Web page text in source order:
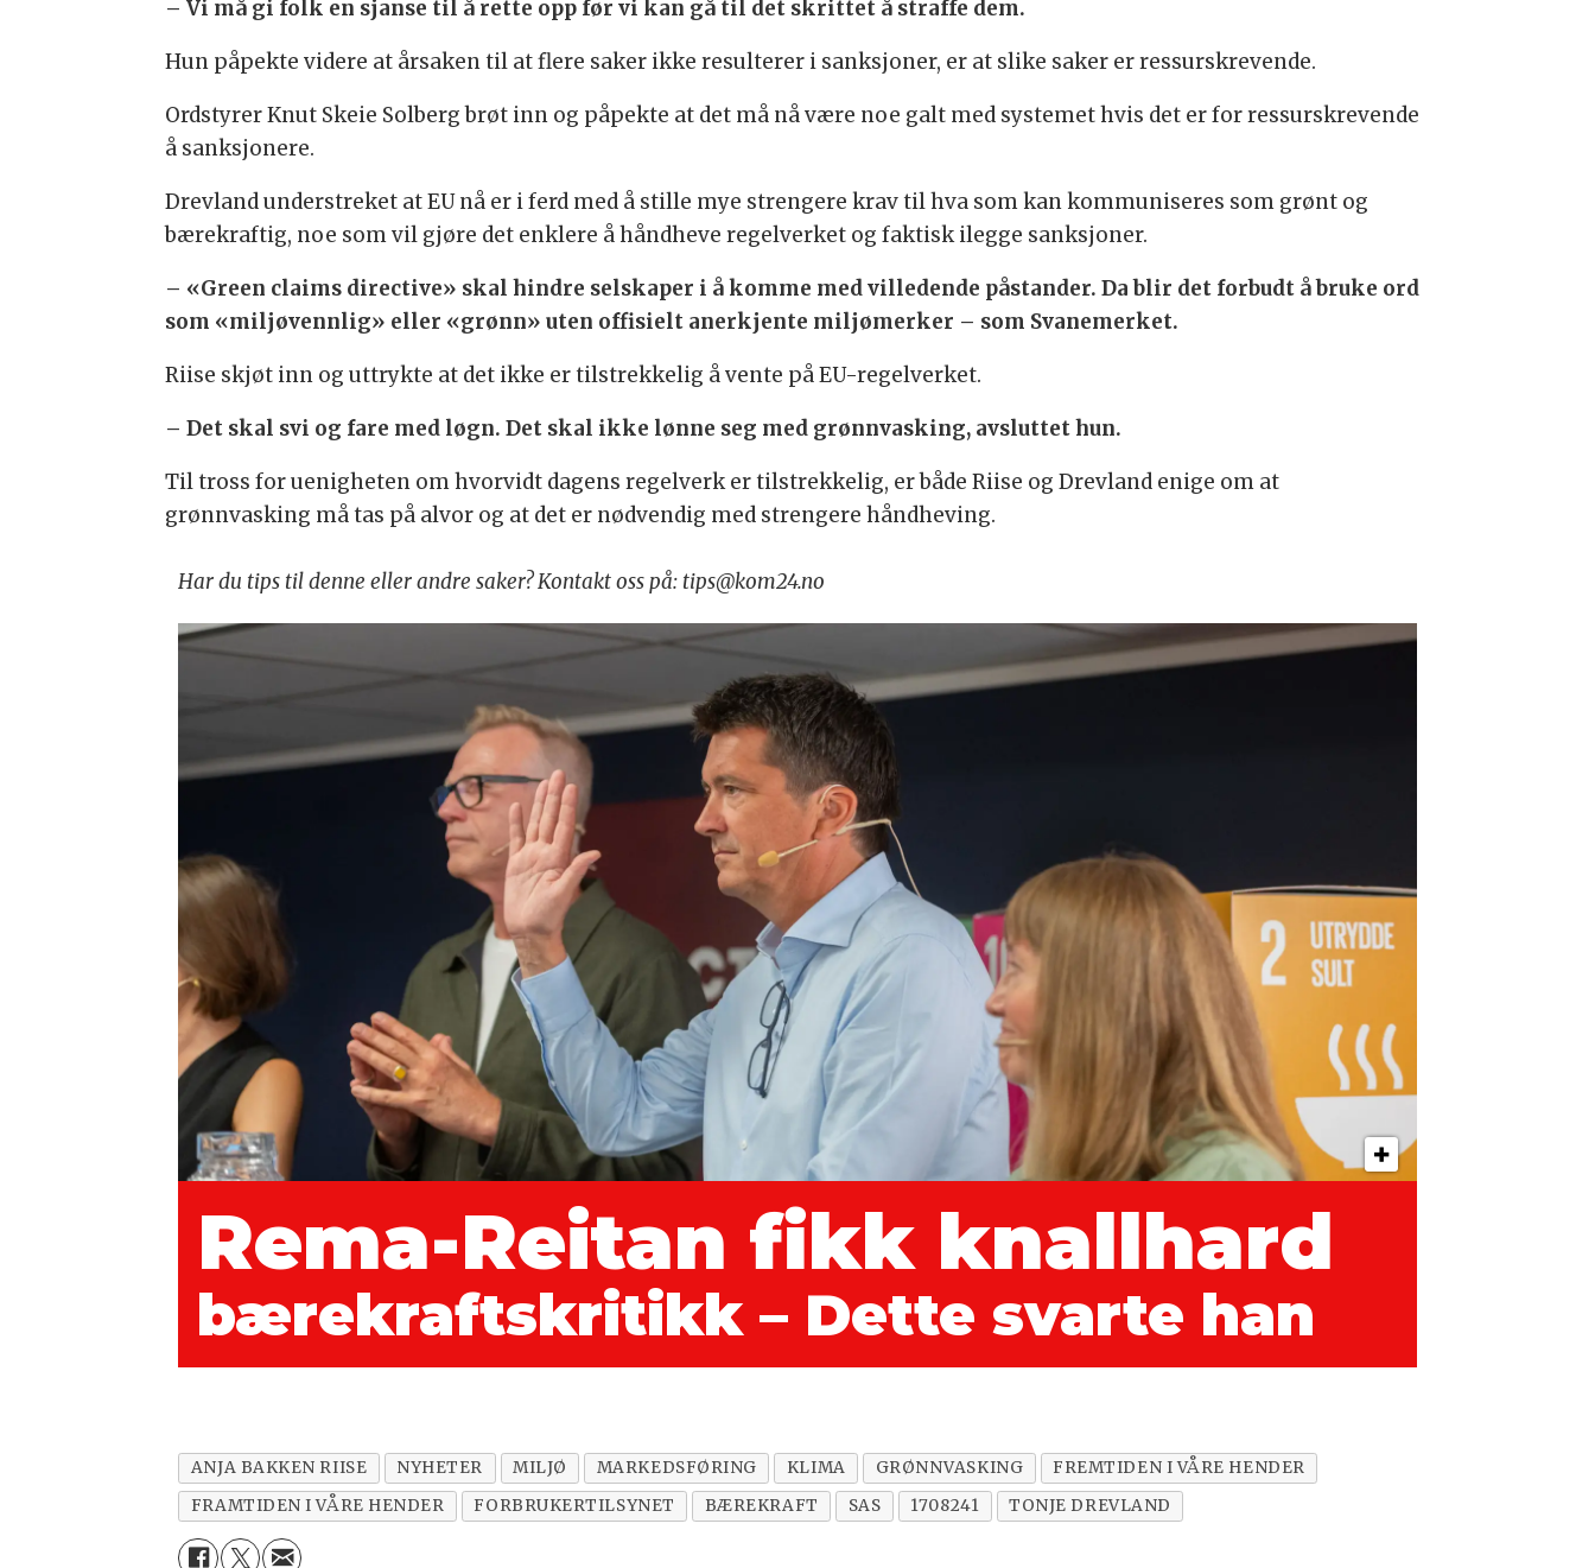
– Vi må gi folk en sjanse til å rette opp før vi kan gå til det skrittet å straffe dem.
Hun påpekte videre at årsaken til at flere saker ikke resulterer i sanksjoner, er at slike saker er ressurskrevende.
Ordstyrer Knut Skeie Solberg brøt inn og påpekte at det må nå være noe galt med systemet hvis det er for ressurskrevende
å sanksjonere.
Drevland understreket at EU nå er i ferd med å stille mye strengere krav til hva som kan kommuniseres som grønt og
bærekraftig, noe som vil gjøre det enklere å håndheve regelverket og faktisk ilegge sanksjoner.
– «Green claims directive» skal hindre selskaper i å komme med villedende påstander. Da blir det forbudt å bruke ord
som «miljøvennlig» eller «grønn» uten offisielt anerkjente miljømerker – som Svanemerket.
Riise skjøt inn og uttrykte at det ikke er tilstrekkelig å vente på EU-regelverket.
– Det skal svi og fare med løgn. Det skal ikke lønne seg med grønnvasking, avsluttet hun.
Til tross for uenigheten om hvorvidt dagens regelverk er tilstrekkelig, er både Riise og Drevland enige om at
grønnvasking må tas på alvor og at det er nødvendig med strengere håndheving.
Har du tips til denne eller andre saker? Kontakt oss på: tips@kom24.no
Rema-Reitan fikk knallhard
bærekraftskritikk – Dette svarte han
ANJA BAKKEN RIISE NYHETER MILJØ MARKEDSFØRING KLIMA GRØNNVASKING
FREMTIDEN I VÅRE HENDER
FRAMTIDEN I VÅRE HENDER
FORBRUKERTILSYNET BÆREKRAFT SAS 1708241 TONJE DREVLAND